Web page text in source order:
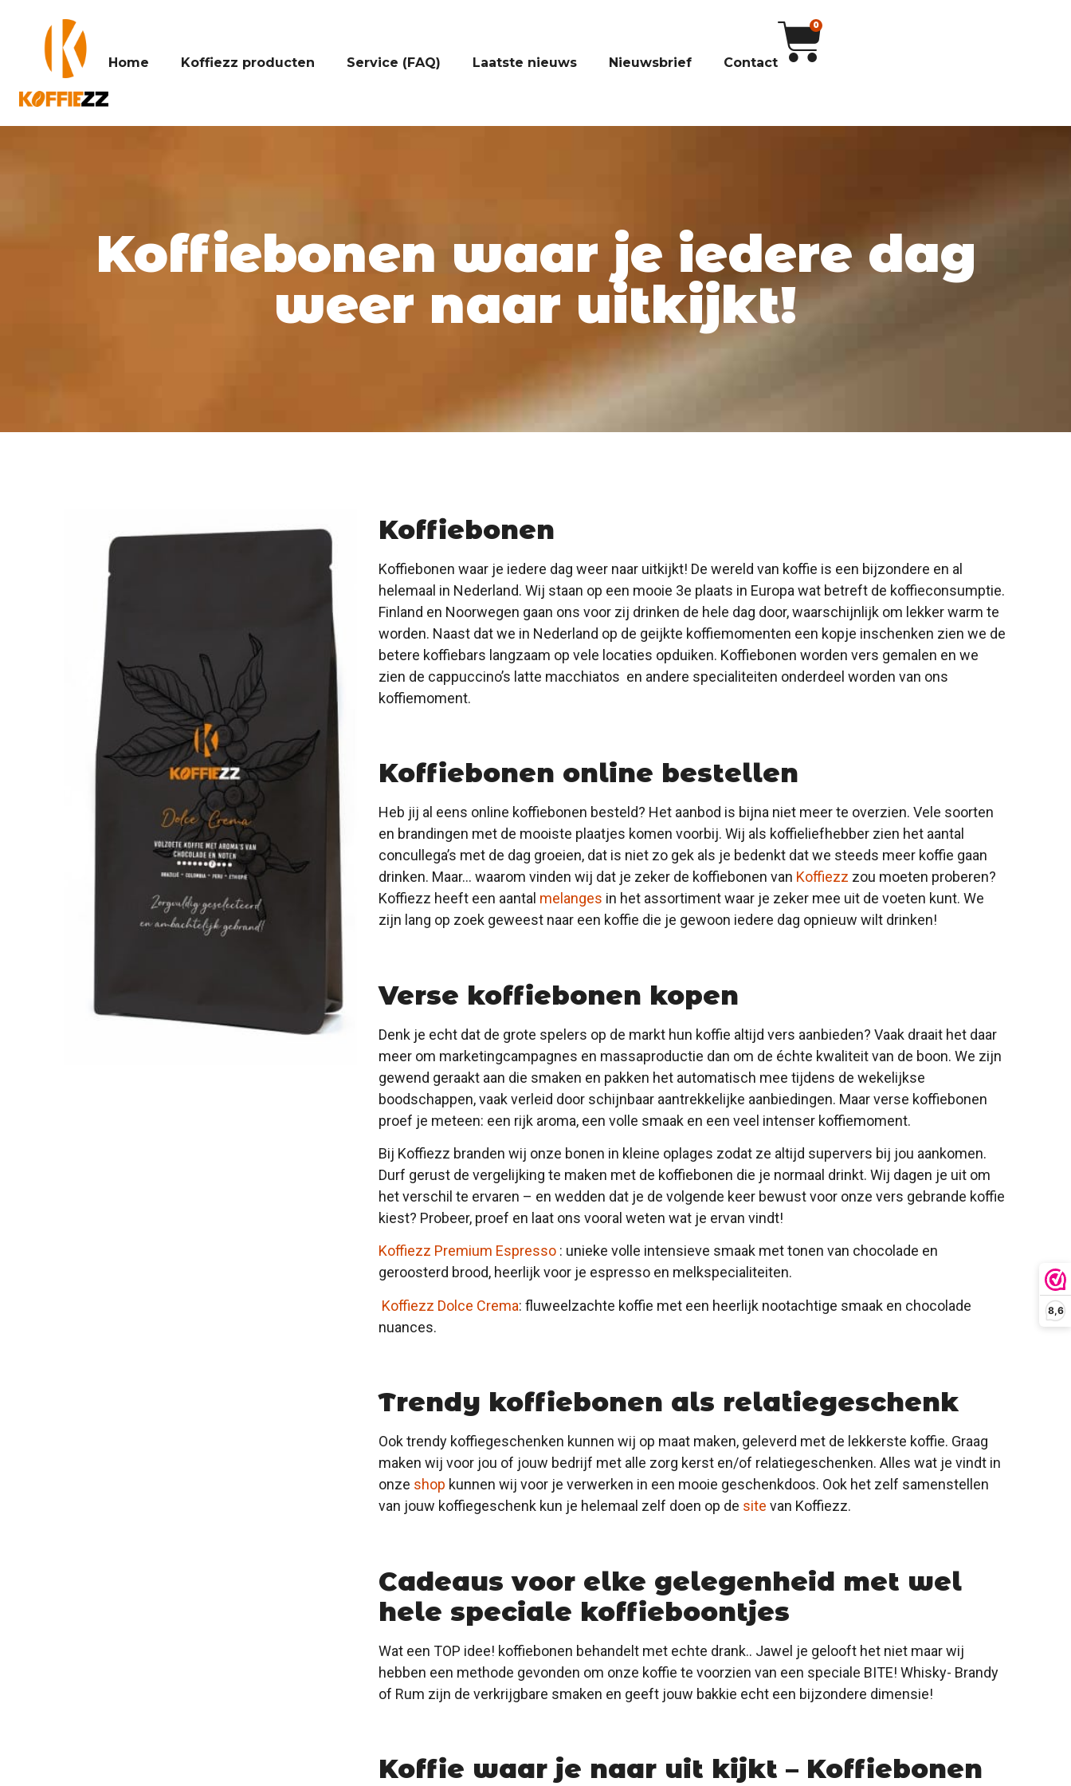
8,6
Home Koffiezz producten Service (FAQ) Laatste nieuws Nieuwsbrief Contact
0
Koffiebonen waar je iedere dag
weer naar uitkijkt!
Koffiebonen
Koffiebonen waar je iedere dag weer naar uitkijkt! De wereld van koffie is een bijzondere en al
helemaal in Nederland. Wij staan op een mooie 3e plaats in Europa wat betreft de koffieconsumptie.
Finland en Noorwegen gaan ons voor zij drinken de hele dag door, waarschijnlijk om lekker warm te
worden. Naast dat we in Nederland op de geijkte koffiemomenten een kopje inschenken zien we de
betere koffiebars langzaam op vele locaties opduiken. Koffiebonen worden vers gemalen en we
zien de cappuccino’s latte macchiatos en andere specialiteiten onderdeel worden van ons
koffiemoment.
Koffiebonen online bestellen
Heb jij al eens online koffiebonen besteld? Het aanbod is bijna niet meer te overzien. Vele soorten
en brandingen met de mooiste plaatjes komen voorbij. Wij als koffieliefhebber zien het aantal
concullega’s met de dag groeien, dat is niet zo gek als je bedenkt dat we steeds meer koffie gaan
drinken. Maar… waarom vinden wij dat je zeker de koffiebonen van Koffiezz zou moeten proberen?
Koffiezz heeft een aantal melanges in het assortiment waar je zeker mee uit de voeten kunt. We
zijn lang op zoek geweest naar een koffie die je gewoon iedere dag opnieuw wilt drinken!
Verse koffiebonen kopen
Denk je echt dat de grote spelers op de markt hun koffie altijd vers aanbieden? Vaak draait het daar
meer om marketingcampagnes en massaproductie dan om de échte kwaliteit van de boon. We zijn
gewend geraakt aan die smaken en pakken het automatisch mee tijdens de wekelijkse
boodschappen, vaak verleid door schijnbaar aantrekkelijke aanbiedingen. Maar verse koffiebonen
proef je meteen: een rijk aroma, een volle smaak en een veel intenser koffiemoment.
Bij Koffiezz branden wij onze bonen in kleine oplages zodat ze altijd supervers bij jou aankomen.
Durf gerust de vergelijking te maken met de koffiebonen die je normaal drinkt. Wij dagen je uit om
het verschil te ervaren – en wedden dat je de volgende keer bewust voor onze vers gebrande koffie
kiest? Probeer, proef en laat ons vooral weten wat je ervan vindt!
Koffiezz Premium Espresso: unieke volle intensieve smaak met tonen van chocolade en
geroosterd brood, heerlijk voor je espresso en melkspecialiteiten.
Koffiezz Dolce Crema: fluweelzachte koffie met een heerlijk nootachtige smaak en chocolade
nuances.
Trendy koffiebonen als relatiegeschenk
Ook trendy koffiegeschenken kunnen wij op maat maken, geleverd met de lekkerste koffie. Graag
maken wij voor jou of jouw bedrijf met alle zorg kerst en/of relatiegeschenken. Alles wat je vindt in
onze shop kunnen wij voor je verwerken in een mooie geschenkdoos. Ook het zelf samenstellen
van jouw koffiegeschenk kun je helemaal zelf doen op de site van Koffiezz.
Cadeaus voor elke gelegenheid met wel
hele speciale koffieboontjes
Wat een TOP idee! koffiebonen behandelt met echte drank.. Jawel je gelooft het niet maar wij
hebben een methode gevonden om onze koffie te voorzien van een speciale BITE! Whisky- Brandy
of Rum zijn de verkrijgbare smaken en geeft jouw bakkie echt een bijzondere dimensie!
Koffie waar je naar uit kijkt – Koffiebonen